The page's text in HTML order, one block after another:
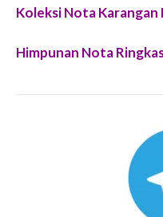
Koleksi Nota Karangan
Himpunan Nota